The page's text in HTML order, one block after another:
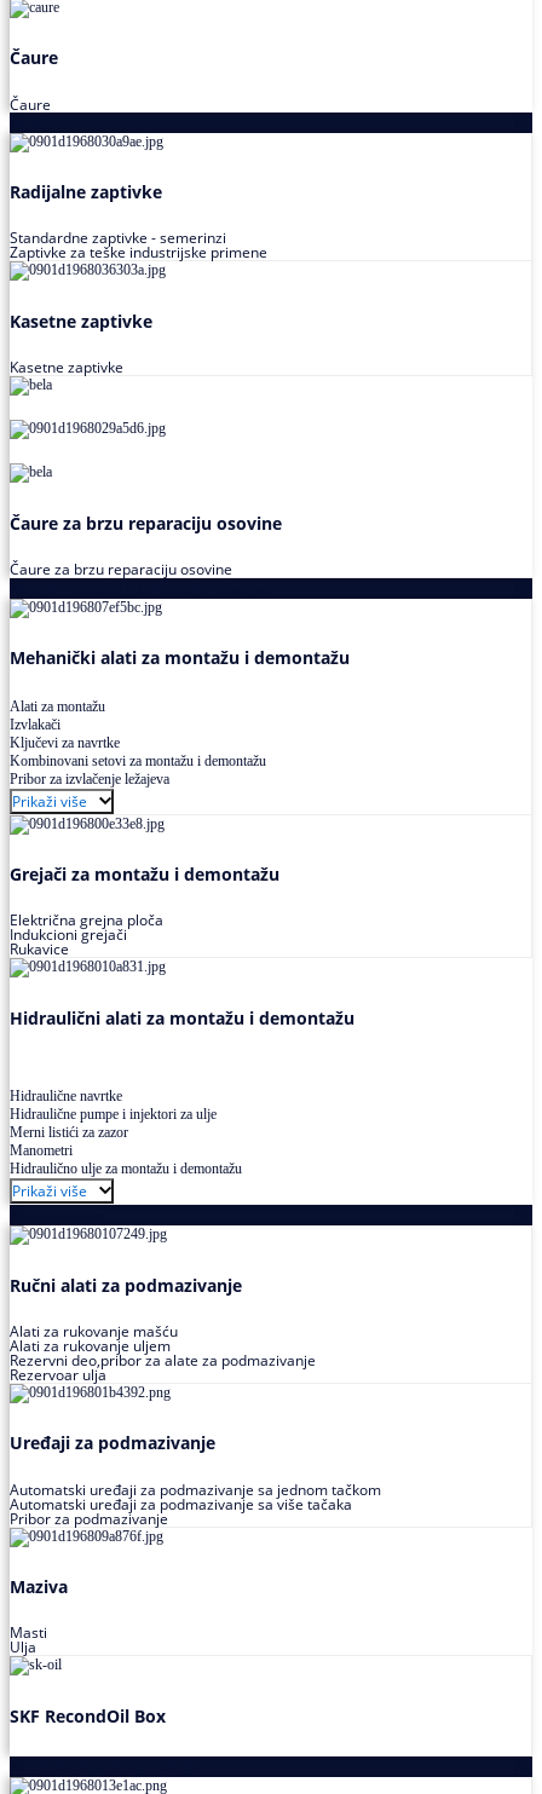
Čaure
Čaure
Radijalne zaptivke
Standardne zaptivke - semerinzi
Zaptivke za teške industrijske primene
Kasetne zaptivke
Kasetne zaptivke
Čaure za brzu reparaciju osovine
Čaure za brzu reparaciju osovine
Mehanički alati za montažu i demontažu
Alati za montažu
Izvlakači
Ključevi za navrtke
Kombinovani setovi za montažu i demontažu
Pribor za izvlačenje ležajeva
Prikaži više
Grejači za montažu i demontažu
Električna grejna ploča
Indukcioni grejači
Rukavice
Hidraulični alati za montažu i demontažu
Hidraulične navrtke
Hidraulične pumpe i injektori za ulje
Merni listići za zazor
Manometri
Hidraulično ulje za montažu i demontažu
Prikaži više
Ručni alati za podmazivanje
Alati za rukovanje mašću
Alati za rukovanje uljem
Rezervni deo,pribor za alate za podmazivanje
Rezervoar ulja
Uređaji za podmazivanje
Automatski uređaji za podmazivanje sa jednom tačkom
Automatski uređaji za podmazivanje sa više tačaka
Pribor za podmazivanje
Maziva
Masti
Ulja
SKF RecondOil Box